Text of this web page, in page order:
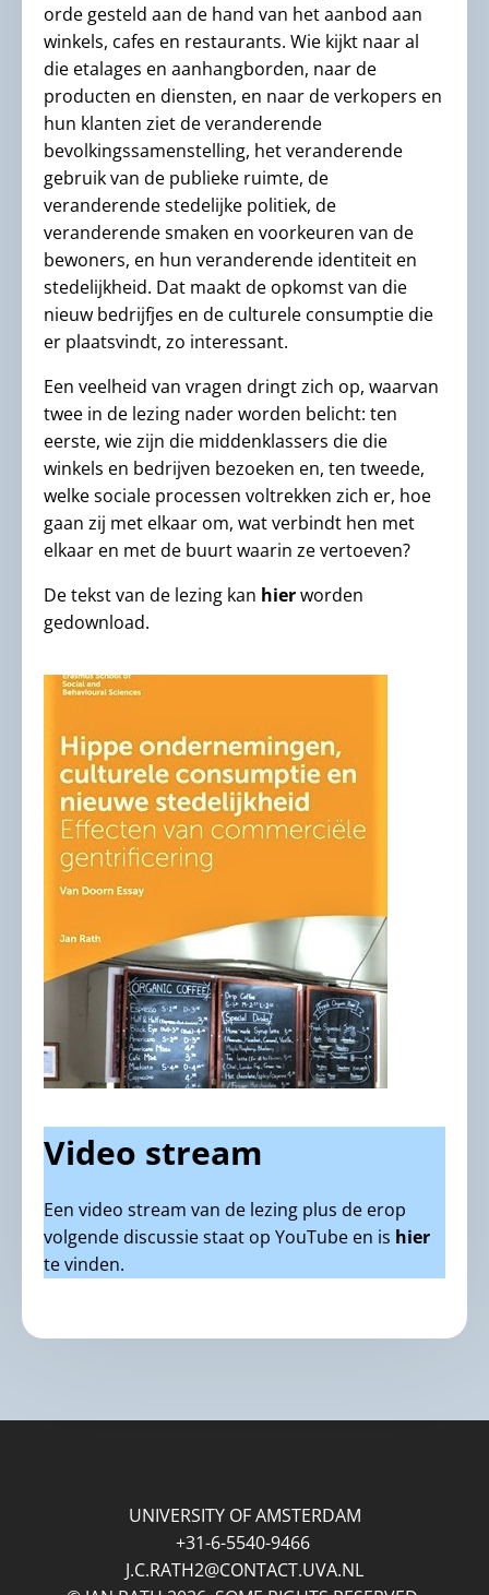
orde gesteld aan de hand van het aanbod aan
winkels, cafes en restaurants. Wie kijkt naar al
die etalages en aanhangborden, naar de
producten en diensten, en naar de verkopers en
hun klanten ziet de veranderende
bevolkingssamenstelling, het veranderende
gebruik van de publieke ruimte, de
veranderende stedelijke politiek, de
veranderende smaken en voorkeuren van de
bewoners, en hun veranderende identiteit en
stedelijkheid. Dat maakt de opkomst van die
nieuw bedrijfjes en de culturele consumptie die
er plaatsvindt, zo interessant.
Een veelheid van vragen dringt zich op, waarvan
twee in de lezing nader worden belicht: ten
eerste, wie zijn die middenklassers die die
winkels en bedrijven bezoeken en, ten tweede,
welke sociale processen voltrekken zich er, hoe
gaan zij met elkaar om, wat verbindt hen met
elkaar en met de buurt waarin ze vertoeven?
De tekst van de lezing kan hierworden
gedownload.
Video stream
Een video stream van de lezing plus de erop
volgende discussie staat op YouTube en is hier
te vinden.
UNIVERSITY OF AMSTERDAM
+31-6-5540-9466
J.C.RATH2@CONTACT.UVA.NL